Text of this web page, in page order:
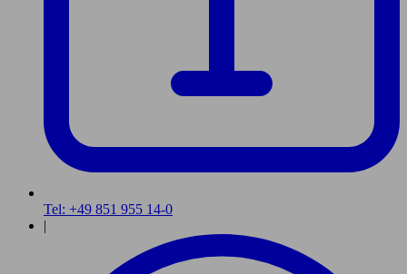
Tel: +49 851 955 14-0
|